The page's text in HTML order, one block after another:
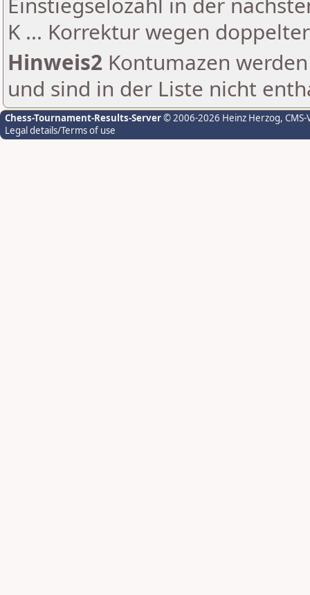
K ... Korrektur wegen
Hinweis2 Kontumazen
und sind in der Liste nicht
Chess-Tournament-Results-Server© 2006-2026 Heinz Herzog,
Legal details/Terms of use